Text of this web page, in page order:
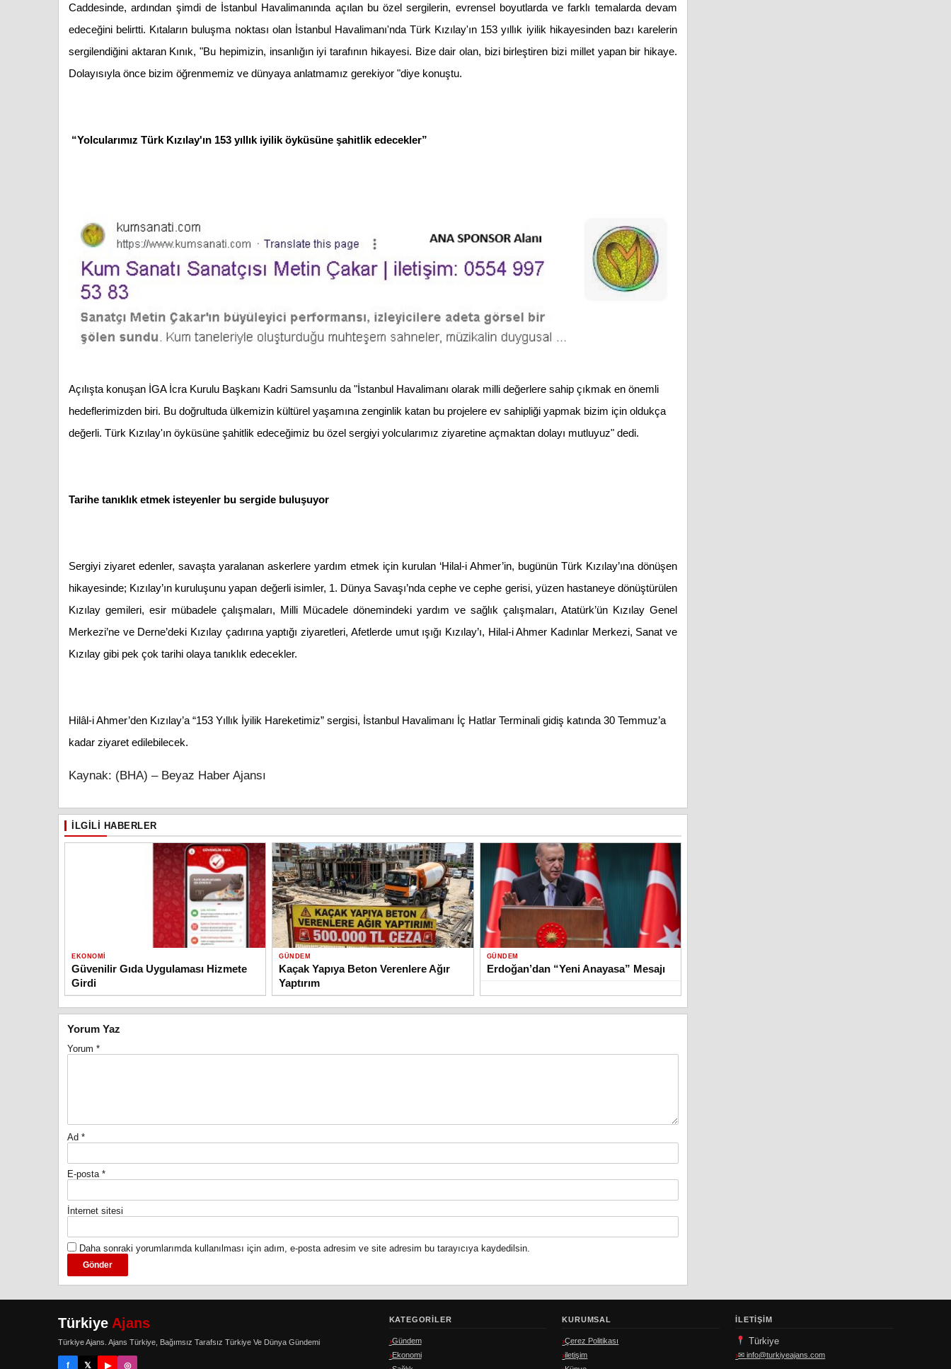
Caddesinde, ardından şimdi de İstanbul Havalimanında açılan bu özel sergilerin, evrensel boyutlarda ve farklı temalarda devam
edeceğini belirtti. Kıtaların buluşma noktası olan İstanbul Havalimanı'nda Türk Kızılay'ın 153 yıllık iyilik hikayesinden bazı karelerin
sergilendiğini aktaran Kınık, "Bu hepimizin, insanlığın iyi tarafının hikayesi. Bize dair olan, bizi birleştiren bizi millet yapan bir hikaye.
Dolayısıyla önce bizim öğrenmemiz ve dünyaya anlatmamız gerekiyor "diye konuştu.
“Yolcularımız Türk Kızılay'ın 153 yıllık iyilik öyküsüne şahitlik edecekler”
Açılışta konuşan İGA İcra Kurulu Başkanı Kadri Samsunlu da "İstanbul Havalimanı olarak milli değerlere sahip çıkmak en önemli
hedeflerimizden biri. Bu doğrultuda ülkemizin kültürel yaşamına zenginlik katan bu projelere ev sahipliği yapmak bizim için oldukça
değerli. Türk Kızılay'ın öyküsüne şahitlik edeceğimiz bu özel sergiyi yolcularımız ziyaretine açmaktan dolayı mutluyuz" dedi.
Tarihe tanıklık etmek isteyenler bu sergide buluşuyor
Sergiyi ziyaret edenler, savaşta yaralanan askerlere yardım etmek için kurulan ‘Hilal-i Ahmer’in, bugünün Türk Kızılay’ına dönüşen
hikayesinde; Kızılay’ın kuruluşunu yapan değerli isimler, 1. Dünya Savaşı’nda cephe ve cephe gerisi, yüzen hastaneye dönüştürülen
Kızılay gemileri, esir mübadele çalışmaları, Milli Mücadele dönemindeki yardım ve sağlık çalışmaları, Atatürk’ün Kızılay Genel
Merkezi’ne ve Derne’deki Kızılay çadırına yaptığı ziyaretleri, Afetlerde umut ışığı Kızılay’ı, Hilal-i Ahmer Kadınlar Merkezi, Sanat ve
Kızılay gibi pek çok tarihi olaya tanıklık edecekler.
Hilâl-i Ahmer’den Kızılay’a “153 Yıllık İyilik Hareketimiz” sergisi, İstanbul Havalimanı İç Hatlar Terminali gidiş katında 30 Temmuz’a
kadar ziyaret edilebilecek.
Kaynak: (BHA) – Beyaz Haber Ajansı
İLGILI HABERLER
EKONOMI
Güvenilir Gıda Uygulaması Hizmete
Girdi
GÜNDEM
Kaçak Yapıya Beton Verenlere Ağır
Yaptırım
GÜNDEM
Erdoğan’dan “Yeni Anayasa” Mesajı
Yorum Yaz
Yorum *
Ad *
E-posta *
İnternet sitesi
Daha sonraki yorumlarımda kullanılması için adım, e-posta adresim ve site adresim bu tarayıcıya kaydedilsin.
Türkiye Ajans
Türkiye Ajans. Ajans Türkiye, Bağımsız Tarafsız Türkiye Ve Dünya Gündemi
f 𝕏 ▶ ◎
KATEGORILER
Gündem
Ekonomi
KURUMSAL
Çerez Politikası
iletişim
İLETIŞIM
Türkiye
✉info@turkiyeajans.com